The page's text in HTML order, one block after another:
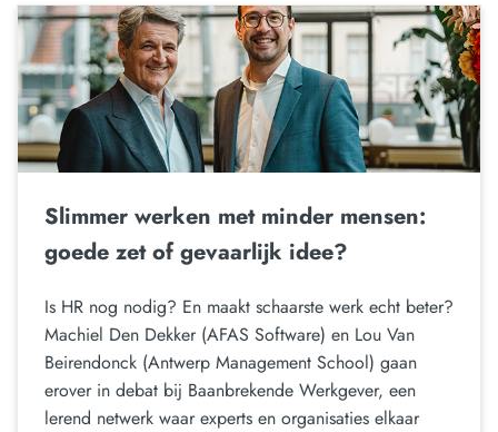
Slimmer werken met minder mensen:
goede zet of gevaarlijk idee?
Is HR nog nodig? En maakt schaarste werk echt beter?
Machiel Den Dekker (AFAS Software) en Lou Van
Beirendonck (Antwerp Management School) gaan
erover in debat bij Baanbrekende Werkgever, een
lerend netwerk waar experts en organisaties elkaar